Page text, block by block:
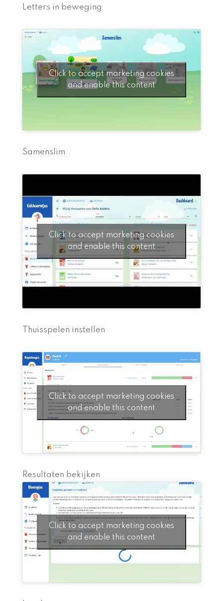
Letters in beweging
Click to accept marketing cookies
and enable this content
Samenslim
Click to accept marketing cookies
and enable this content
Thuisspelen instellen
Click to accept marketing cookies
and enable this content
Resultaten bekijken
Click to accept marketing cookies
and enable this content